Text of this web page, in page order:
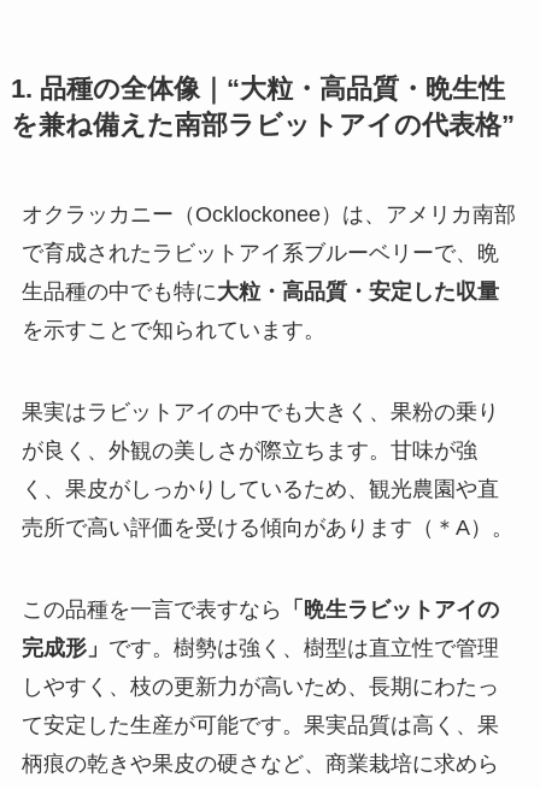
1. 品種の全体像｜“大粒・高品質・晩生性
を兼ね備えた南部ラビットアイの代表格”
オクラッカニー（Ocklockonee）は、アメリカ南部
で育成されたラビットアイ系ブルーベリーで、晩
生品種の中でも特に大粒・高品質・安定した収量
を示すことで知られています。
果実はラビットアイの中でも大きく、果粉の乗り
が良く、外観の美しさが際立ちます。甘味が強
く、果皮がしっかりしているため、観光農園や直
売所で高い評価を受ける傾向があります（＊A）。
この品種を一言で表すなら
「晩生ラビットアイの
完成形」 です。樹勢は強く、樹型は直立性で管理
しやすく、枝の更新力が高いため、長期にわたっ
て安定した生産が可能です。果実品質は高く、果
柄痕の乾きや果皮の硬さなど、商業栽培に求めら